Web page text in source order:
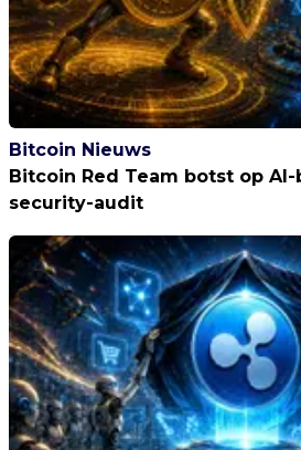
Bitcoin Nieuws
Bitcoin Red Team botst op
security-audit